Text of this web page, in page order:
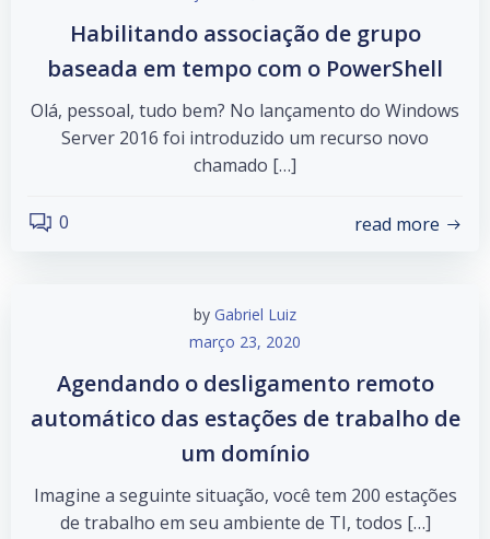
Habilitando associação de grupo
baseada em tempo com o PowerShell
Olá, pessoal, tudo bem? No lançamento do Windows
Server 2016 foi introduzido um recurso novo
chamado […]
0 read more
by Gabriel Luiz
março 23, 2020
Agendando o desligamento remoto
automático das estações de trabalho de
um domínio
Imagine a seguinte situação, você tem 200 estações
de trabalho em seu ambiente de TI, todos […]